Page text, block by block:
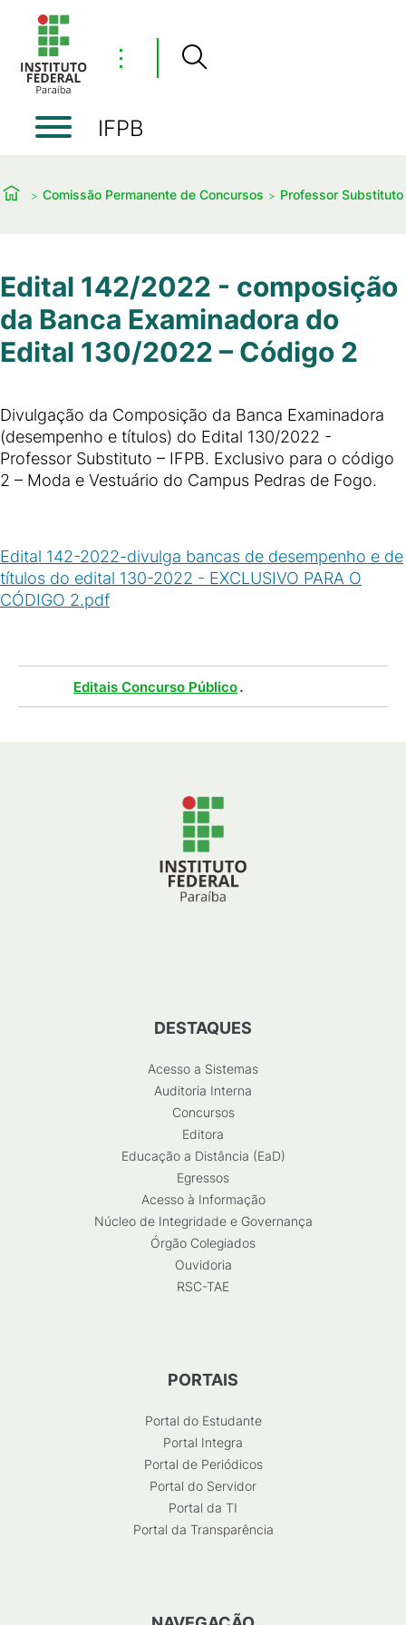
⋮
IFPB
Comissão Permanente de Concursos Professor Substituto
Edital 142/2022 - composição
da Banca Examinadora do
Edital 130/2022 – Código 2
Divulgação da Composição da Banca Examinadora
(desempenho e títulos) do Edital 130/2022 -
Professor Substituto – IFPB. Exclusivo para o código
2 – Moda e Vestuário do Campus Pedras de Fogo.
Edital 142-2022-divulga bancas de desempenho e de
títulos do edital 130-2022 - EXCLUSIVO PARA O
CÓDIGO 2.pdf
Editais Concurso Público.
DESTAQUES
Acesso a Sistemas
Auditoria Interna
Concursos
Editora
Educação a Distância (EaD)
Egressos
Acesso à Informação
Núcleo de Integridade e Governança
Órgão Colegiados
Ouvidoria
RSC-TAE
PORTAIS
Portal do Estudante
Portal Integra
Portal de Periódicos
Portal do Servidor
Portal da TI
Portal da Transparência